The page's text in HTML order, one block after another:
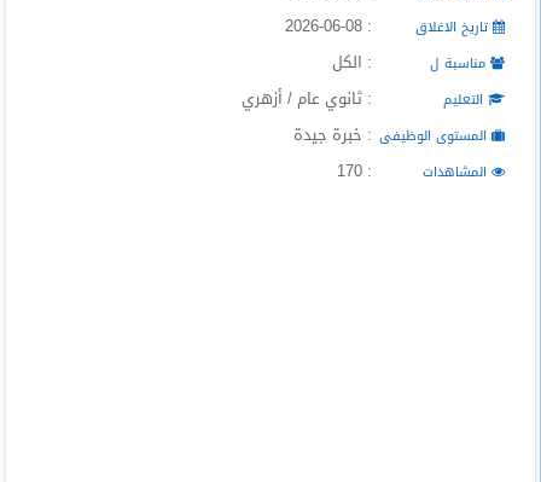
تاريخ الاغلاق : 2026-06-08
مناسبة ل : الكل
التعليم : ثانوي عام / أزهري
المستوى الوظيفى : خبرة جيدة
المشاهدات : 170